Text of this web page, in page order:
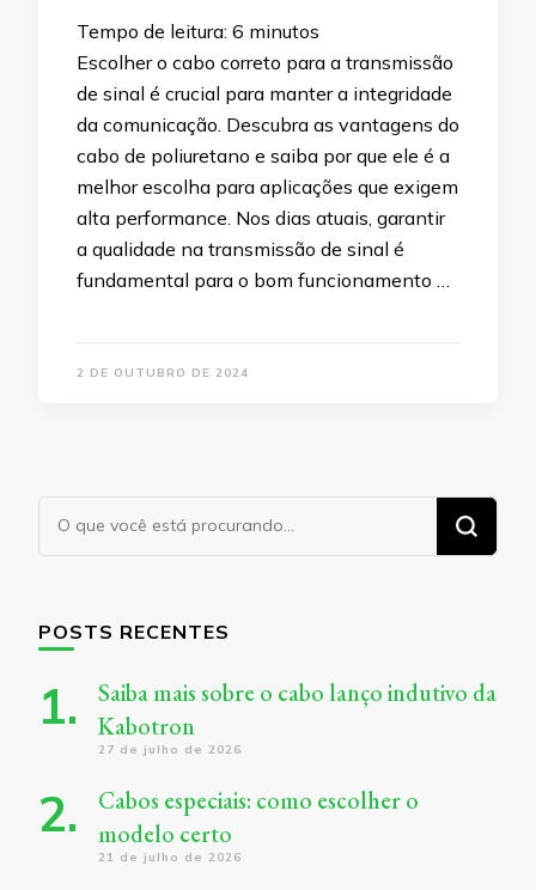
Tempo de leitura: 6 minutos
Escolher o cabo correto para a transmissão
de sinal é crucial para manter a integridade
da comunicação. Descubra as vantagens do
cabo de poliuretano e saiba por que ele é a
melhor escolha para aplicações que exigem
alta performance. Nos dias atuais, garantir
a qualidade na transmissão de sinal é
fundamental para o bom funcionamento …
2 DE OUTUBRO DE 2024
Procurando
algo?
POSTS RECENTES
Saiba mais sobre o cabo lanço indutivo da
Kabotron
27 de julho de 2026
Cabos especiais: como escolher o
modelo certo
21 de julho de 2026